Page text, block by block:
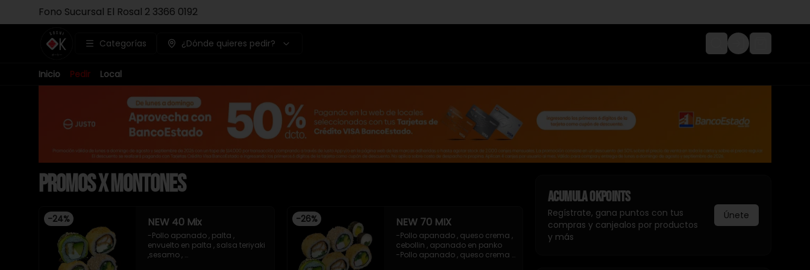
Fono Sucursal El Rosal 2 3366 0192
Categorías ¿Dónde quieres pedir? Login
Inicio Pedir Local
Promos x Montones
-24% NEW 40 Mix
-Pollo apanado , palta ,
envuelto en palta , salsa teriyaki
,sesamo ,
-26% NEW 70 MIX
-Pollo apanado , queso crema ,
cebollin , apanado en panko
-Pollo apanado , queso crema ,
AcumulaOkpoints
Regístrate, gana puntos con tus
compras y canjealos por productos
y más
Únete